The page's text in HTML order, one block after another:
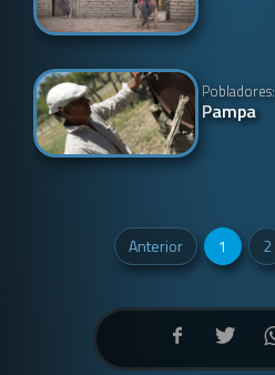
Pobladores:
Pampa
Anterior 1 2